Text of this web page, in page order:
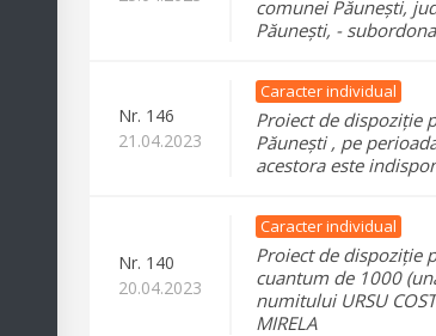
comunei Păunești,
Păunești, -
Nr. 146
21.04.2023
Caracter individual
Proiect de dispoziție
Păunești , pe
acestora este
Nr. 140
20.04.2023
Caracter individual
Proiect de dispoziție
cuantum de 1000
numitului URSU
MIRELA